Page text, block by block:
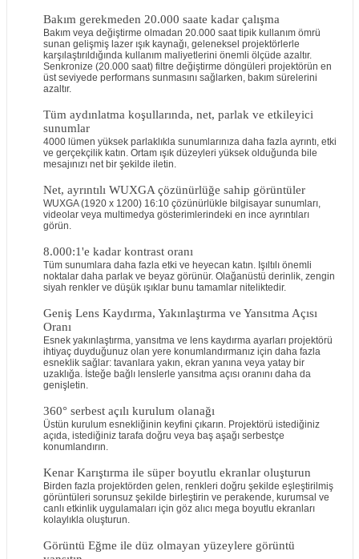
Bakım gerekmeden 20.000 saate kadar çalışma
Bakım veya değiştirme olmadan 20.000 saat tipik kullanım ömrü
sunan gelişmiş lazer ışık kaynağı, geleneksel projektörlerle
karşılaştırıldığında kullanım maliyetlerini önemli ölçüde azaltır.
Senkronize (20.000 saat) filtre değiştirme döngüleri projektörün en
üst seviyede performans sunmasını sağlarken, bakım sürelerini
azaltır.
Tüm aydınlatma koşullarında, net, parlak ve etkileyici
sunumlar
4000 lümen yüksek parlaklıkla sunumlarınıza daha fazla ayrıntı, etki
ve gerçekçilik katın. Ortam ışık düzeyleri yüksek olduğunda bile
mesajınızı net bir şekilde iletin.
Net, ayrıntılı WUXGA çözünürlüğe sahip görüntüler
WUXGA (1920 x 1200) 16:10 çözünürlükle bilgisayar sunumları,
videolar veya multimedya gösterimlerindeki en ince ayrıntıları
görün.
8.000:1'e kadar kontrast oranı
Tüm sunumlara daha fazla etki ve heyecan katın. Işıltılı önemli
noktalar daha parlak ve beyaz görünür. Olağanüstü derinlik, zengin
siyah renkler ve düşük ışıklar bunu tamamlar niteliktedir.
Geniş Lens Kaydırma, Yakınlaştırma ve Yansıtma Açısı
Oranı
Esnek yakınlaştırma, yansıtma ve lens kaydırma ayarları projektörü
ihtiyaç duyduğunuz olan yere konumlandırmanız için daha fazla
esneklik sağlar: tavanlara yakın, ekran yanına veya yatay bir
uzaklığa. İsteğe bağlı lenslerle yansıtma açısı oranını daha da
genişletin.
360° serbest açılı kurulum olanağı
Üstün kurulum esnekliğinin keyfini çıkarın. Projektörü istediğiniz
açıda, istediğiniz tarafa doğru veya baş aşağı serbestçe
konumlandırın.
Kenar Karıştırma ile süper boyutlu ekranlar oluşturun
Birden fazla projektörden gelen, renkleri doğru şekilde eşleştirilmiş
görüntüleri sorunsuz şekilde birleştirin ve perakende, kurumsal ve
canlı etkinlik uygulamaları için göz alıcı mega boyutlu ekranları
kolaylıkla oluşturun.
Görüntü Eğme ile düz olmayan yüzeylere görüntü